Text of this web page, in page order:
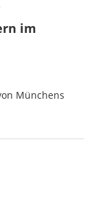
im
Münchens